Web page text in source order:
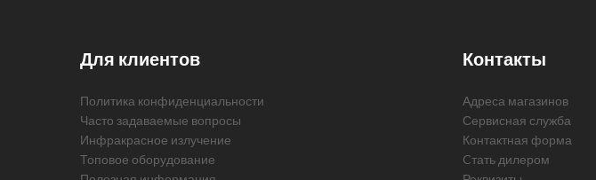
Для клиентов
Политика конфиденциальности
Часто задаваемые вопросы
Инфракрасное излучение
Топовое оборудование
Контакты
Адреса магазинов
Сервисная служба
Контактная форма
Cтать дилером